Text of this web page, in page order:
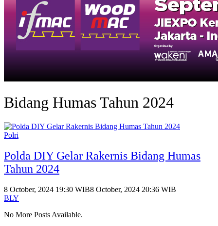
Bidang Humas Tahun 2024
Polri
Polda DIY Gelar Rakernis Bidang Humas
Tahun 2024
8 October, 2024 19:30 WIB8 October, 2024 20:36 WIB
BLY
No More Posts Available.